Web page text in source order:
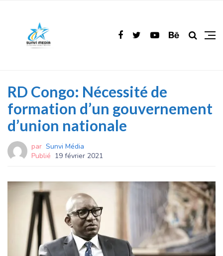
RD Congo: Nécessité de
formation d’un gouvernement
d’union nationale
par Sunvi Média
Publié 19 février 2021